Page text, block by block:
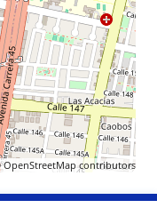
OpenStreetMap contributors